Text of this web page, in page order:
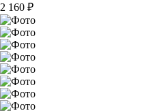
2 160 ₽